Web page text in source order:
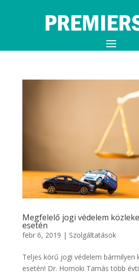
Megfelelő jogi védelem
esetén
febr 6, 2019 | Szolgáltatások
Teljes körű jogi védelem bármilyen
esetén! Dr. Homoki Tamás több